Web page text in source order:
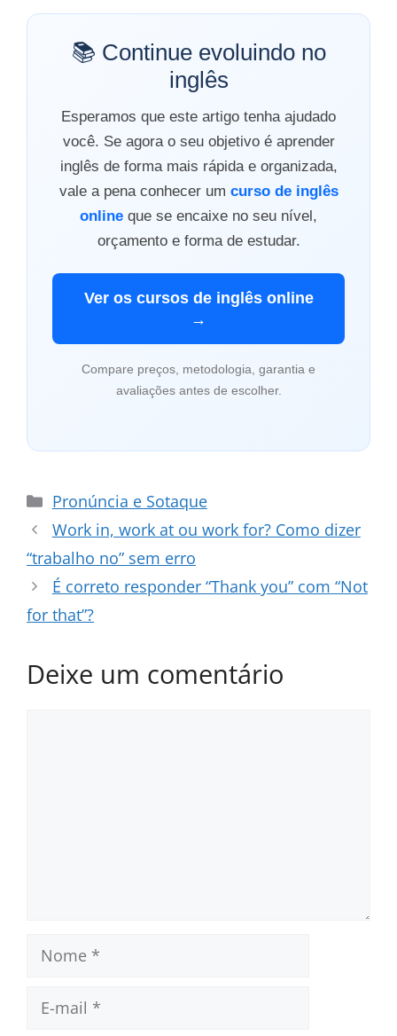
📚 Continue evoluindo no
inglês
Esperamos que este artigo tenha ajudado
você. Se agora o seu objetivo é aprender
inglês de forma mais rápida e organizada,
vale a pena conhecer um curso de inglês
online que se encaixe no seu nível,
orçamento e forma de estudar.
Ver os cursos de inglês online
→
Compare preços, metodologia, garantia e
avaliações antes de escolher.
Categorias
Pronúncia e Sotaque
Work in, work at ou work for? Como dizer
“trabalho no” sem erro
É correto responder “Thank you” com “Not
for that”?
Deixe um comentário
mail